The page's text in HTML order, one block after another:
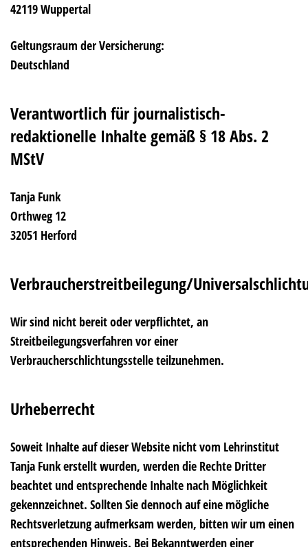
42119 Wuppertal
Geltungsraum der Versicherung:
Deutschland
Verantwortlich für journalistisch-
redaktionelle Inhalte gemäß § 18 Abs. 2
MStV
Tanja Funk
Orthweg 12
32051 Herford
Verbraucherstreitbeilegung/
Wir sind nicht bereit oder verpflichtet, an
Streitbeilegungsverfahren vor einer
Verbraucherschlichtungsstelle teilzunehmen.
Urheberrecht
Soweit Inhalte auf dieser Website nicht vom Lehrinstitut
Tanja Funk erstellt wurden, werden die Rechte Dritter
beachtet und entsprechende Inhalte nach Möglichkeit
gekennzeichnet. Sollten Sie dennoch auf eine mögliche
Rechtsverletzung aufmerksam werden, bitten wir um einen
entsprechenden Hinweis. Bei Bekanntwerden einer